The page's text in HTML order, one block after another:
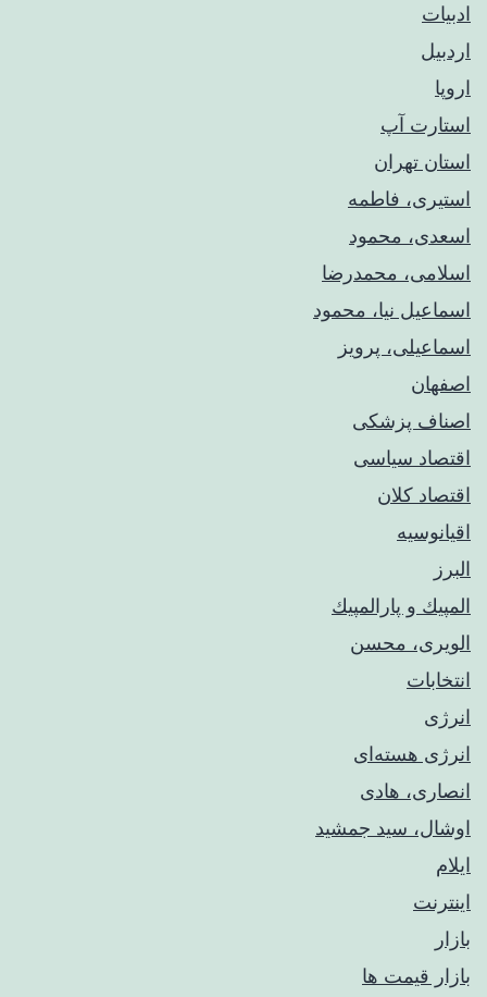
ادبیات
اردبیل
اروپا
استارت آپ
استان تهران
استیری، فاطمه
اسعدی، محمود
اسلامی، محمدرضا
اسماعیل نیا، محمود
اسماعیلی، پرویز
اصفهان
اصناف پزشکی
اقتصاد سیاسی
اقتصاد کلان
اقیانوسیه
البرز
المپيك و پارالمپيك
الویری، محسن
انتخابات
انرژی
انرژی هسته‌ای
انصاری، هادی
اوشال، سید جمشید
ایلام
اینترنت
بازار
بازار قیمت ها